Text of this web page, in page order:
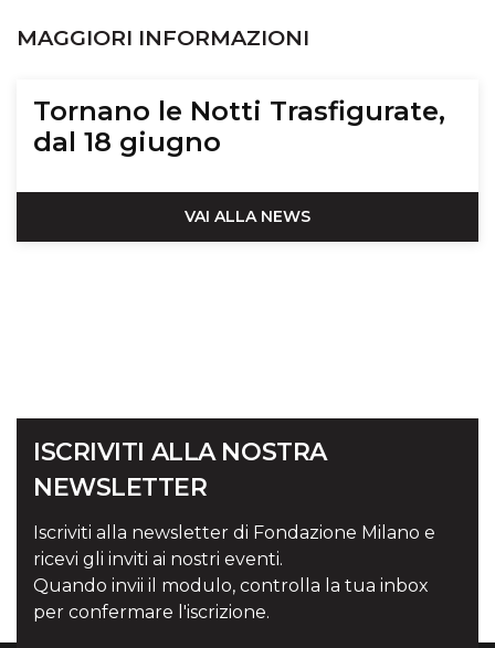
MAGGIORI INFORMAZIONI
Tornano le Notti Trasfigurate,
dal 18 giugno
VAI ALLA NEWS
ISCRIVITI ALLA NOSTRA
NEWSLETTER
Iscriviti alla newsletter di Fondazione Milano e
ricevi gli inviti ai nostri eventi.
Quando invii il modulo, controlla la tua inbox
per confermare l'iscrizione.